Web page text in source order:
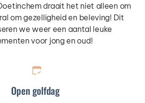
draait het niet alleen om
om gezelligheid en beleving! Dit
we weer een aantal leuke
voor jong en oud!
Open golfdag